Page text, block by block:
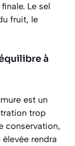
Le sel
fruit, le
à
est un
trop
conservation,
rendra